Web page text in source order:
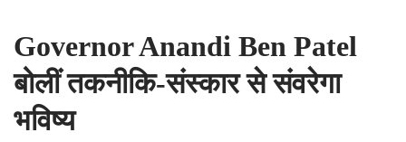
Governor Anandi Ben Patel
बोलीं तकनीकि-संस्कार से संवरेगा
भविष्य